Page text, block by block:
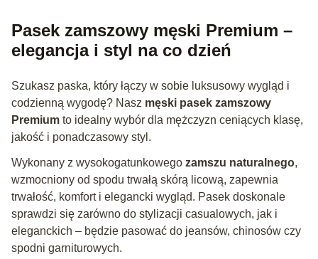
Pasek zamszowy męski Premium –
elegancja i styl na co dzień
Szukasz paska, który łączy w sobie luksusowy wygląd i
codzienną wygodę? Nasz męski pasek zamszowy
Premium to idealny wybór dla mężczyzn ceniących klasę,
jakość i ponadczasowy styl.
Wykonany z wysokogatunkowego zamszu naturalnego,
wzmocniony od spodu trwałą skórą licową, zapewnia
trwałość, komfort i elegancki wygląd. Pasek doskonale
sprawdzi się zarówno do stylizacji casualowych, jak i
eleganckich – będzie pasować do jeansów, chinosów czy
spodni garniturowych.